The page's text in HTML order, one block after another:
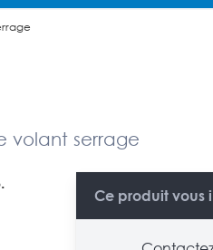
volant serrage
Ce produit vous